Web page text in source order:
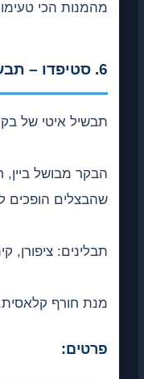
מהמנות הכי
6. סטיפדו – תבשיל הבקר
תבשיל איטי של
הבקר מבושל
שהבצלים הופכים
תבלינים: ציפורן,
מנת חורף
פרטים: